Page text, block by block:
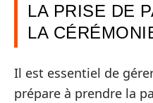
LA PRISE DE
LA
Il est essentiel de
prépare à prendre la